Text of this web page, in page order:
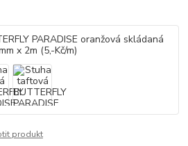
produkt